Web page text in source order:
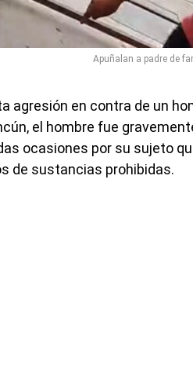
Apuñalan a padre de
agresión en contra de un
el hombre fue
ocasiones por su sujeto
de sustancias prohibidas.